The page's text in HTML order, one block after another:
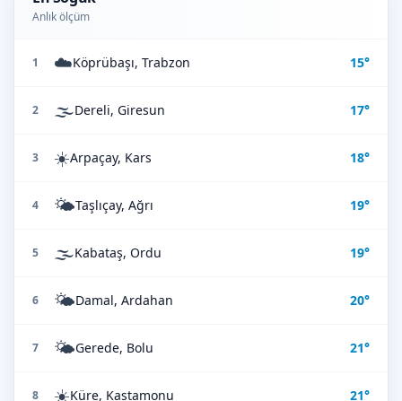
Anlık ölçüm
1 ☁️Köprübaşı, Trabzon 15°
2 🌫️Dereli, Giresun 17°
3 ☀️Arpaçay, Kars 18°
4 🌤️Taşlıçay, Ağrı 19°
5 🌫️Kabataş, Ordu 19°
6 🌤️Damal, Ardahan 20°
7 🌤️Gerede, Bolu 21°
8 ☀️Küre, Kastamonu 21°